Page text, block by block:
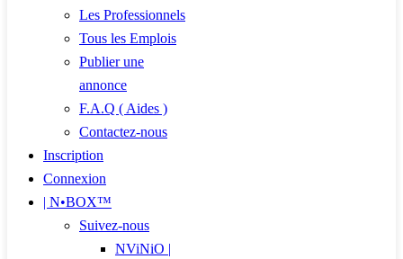
Les Professionnels
Tous les Emplois
Publier une
annonce
F.A.Q ( Aides )
Contactez-nous
Inscription
Connexion
| N•BOX™
Suivez-nous
NViNiO |